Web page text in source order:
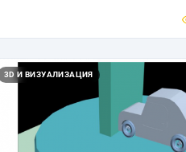
3D И ВИЗУАЛИЗАЦИЯ